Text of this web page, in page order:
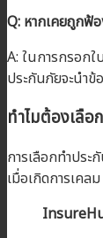
Q: หากเคยถูกฟ้
A: ในการกรอก
ประกันภัยจะนำ
ทำไมต้องเลื
การเลือกทำประ
เมื่อเกิดการเคลม